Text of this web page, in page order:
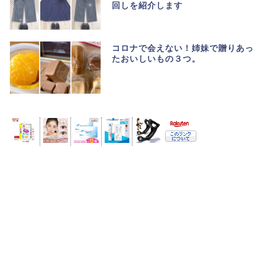
回しを紹介します
コロナで会えない！姉妹で贈りあっ
たおいしいもの３つ。